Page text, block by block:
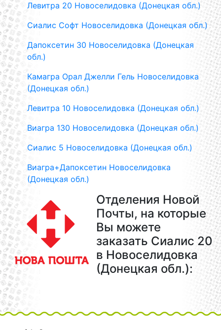
Левитра 20 Новоселидовка (Донецкая обл.)
Сиалис Софт Новоселидовка (Донецкая обл.)
Дапоксетин 30 Новоселидовка (Донецкая
обл.)
Камагра Орал Джелли Гель Новоселидовка
(Донецкая обл.)
Левитра 10 Новоселидовка (Донецкая обл.)
Виагра 130 Новоселидовка (Донецкая обл.)
Сиалис 5 Новоселидовка (Донецкая обл.)
Виагра+Дапоксетин Новоселидовка
(Донецкая обл.)
Отделения Новой
Почты, на которые
Вы можете
заказать Сиалис 20
в Новоселидовка
(Донецкая обл.):